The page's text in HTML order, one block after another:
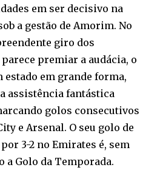
em ser decisivo na
a gestão de Amorim. No
giro dos
premiar a audácia, o
estado em grande forma,
assistência fantástica
golos consecutivos
e Arsenal. O seu golo de
3-2 no Emirates é, sem
a Golo da Temporada.